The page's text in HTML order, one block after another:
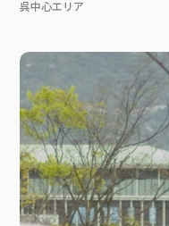
呉中心エリア